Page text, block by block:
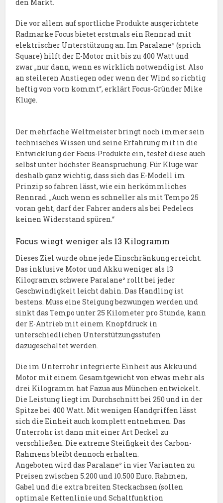
den Markt.
Die vor allem auf sportliche Produkte ausgerichtete
Radmarke Focus bietet erstmals ein Rennrad mit
elektrischer Unterstützung an. Im Paralane² (sprich
Square) hilft der E-Motor mit bis zu 400 Watt und
zwar „nur dann, wenn es wirklich notwendig ist. Also
an steileren Anstiegen oder wenn der Wind so richtig
heftig von vorn kommt“, erklärt Focus-Gründer Mike
Kluge.
Der mehrfache Weltmeister bringt noch immer sein
technisches Wissen und seine Erfahrung mit in die
Entwicklung der Focus-Produkte ein, testet diese auch
selbst unter höchster Beanspruchung. Für Kluge war
deshalb ganz wichtig, dass sich das E-Modell im
Prinzip so fahren lässt, wie ein herkömmliches
Rennrad. „Auch wenn es schneller als mit Tempo 25
voran geht, darf der Fahrer anders als bei Pedelecs
keinen Widerstand spüren.“
Focus wiegt weniger als 13 Kilogramm
Dieses Ziel wurde ohne jede Einschränkung erreicht.
Das inklusive Motor und Akku weniger als 13
Kilogramm schwere Paralane² rollt bei jeder
Geschwindigkeit leicht dahin. Das Handling ist
bestens. Muss eine Steigung bezwungen werden und
sinkt das Tempo unter 25 Kilometer pro Stunde, kann
der E-Antrieb mit einem Knopfdruck in
unterschiedlichen Unterstützungsstufen
dazugeschaltet werden.
Die im Unterrohr integrierte Einheit aus Akku und
Motor mit einem Gesamtgewicht von etwas mehr als
drei Kilogramm hat Fazua aus München entwickelt.
Die Leistung liegt im Durchschnitt bei 250 und in der
Spitze bei 400 Watt. Mit wenigen Handgriffen lässt
sich die Einheit auch komplett entnehmen. Das
Unterrohr ist dann mit einer Art Deckel zu
verschließen. Die extreme Steifigkeit des Carbon-
Rahmens bleibt dennoch erhalten.
Angeboten wird das Paralane² in vier Varianten zu
Preisen zwischen 5.200 und 10.500 Euro. Rahmen,
Gabel und die extra breiten Steckachsen (sollen
optimale Kettenlinie und Schaltfunktion